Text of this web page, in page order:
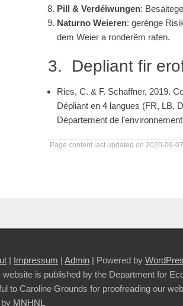
Pill & Verdéiwungen:
Naturno Weieren: gerénge
dem Weier a ronderëm rafen.
Depliant fir
Ries, C. & F. Schaffner, 2019.
Dépliant en 4 langues (FR, LB,
Département de
Page content last updated on 2020-09-
| Impressum | Admin | Powered by
website is published by the Department for
to Caroline Grounds for proofreading our
by MNHNL